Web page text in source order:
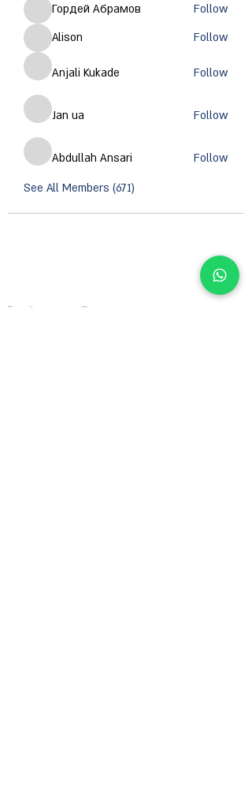
Гордей Абрамов
Follow
Alison
Follow
Anjali Kukade Follow
Jan ua Follow
Abdullah Ansari
Follow
See All Members (671)
Email :
support@orzsystems.com